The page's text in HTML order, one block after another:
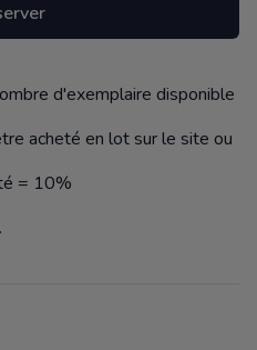
d'exemplaire disponible
acheté en lot sur le site ou
= 10%